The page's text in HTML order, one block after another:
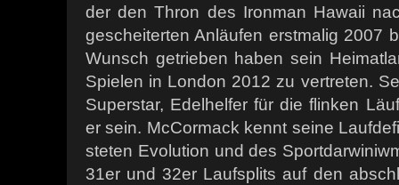
der den Thron des Ironman Hawaii
gescheiterten Anläufen erstmalig 2007
Wunsch getrieben haben sein
Spielen in London 2012 zu vertreten.
Superstar, Edelhelfer für die flinken
er sein. McCormack kennt seine
steten Evolution und des
31er und 32er Laufsplits auf den